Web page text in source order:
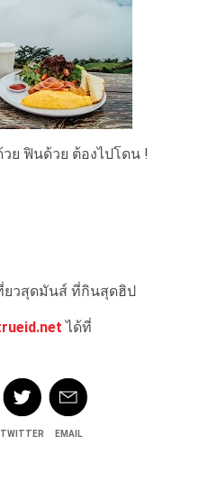
ย ฟินด้วย ต้องไปโดน !
ยวสุดมันส์ ที่กินสุดฮิป
ได้ที่
TWITTER EMAIL